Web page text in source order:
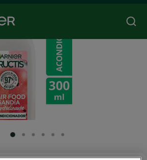
SLIDE 1
SLIDE 2
SLIDE 3
SLIDE 4
SLIDE 5
SLIDE 6